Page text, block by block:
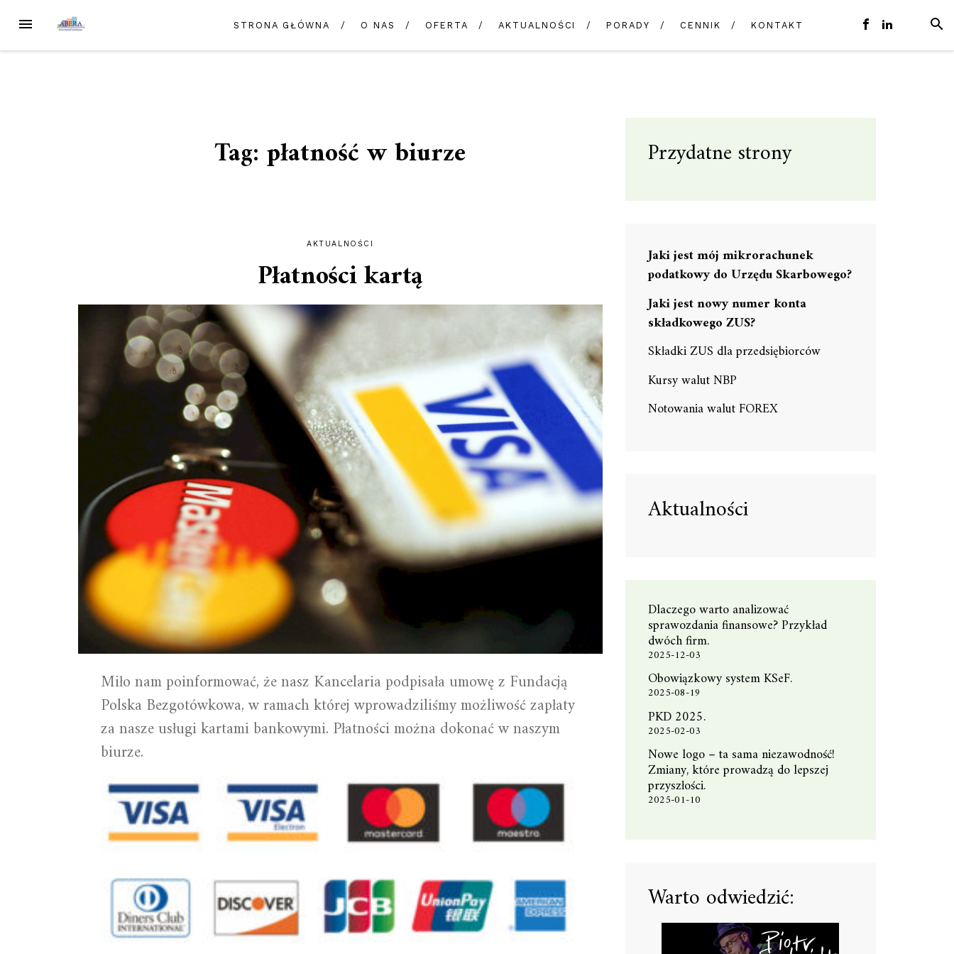
treści
MENU
STRONA GŁÓWNA O NAS OFERTA AKTUALNOŚCI PORADY CENNIK KONTAKT
Tag:płatność w biurze
AKTUALNOŚCI
Płatności kartą
Miło nam poinformować, że nasz Kancelaria podpisała umowę z Fundacją
Polska Bezgotówkowa, w ramach której wprowadziliśmy możliwość zapłaty
za nasze usługi kartami bankowymi. Płatności można dokonać w naszym
biurze.
Przydatne strony
Jaki jest mój mikrorachunek
podatkowy do Urzędu Skarbowego?
Jaki jest nowy numer konta
składkowego ZUS?
Składki ZUS dla przedsiębiorców
Kursy walut NBP
Notowania walut FOREX
Aktualności
Dlaczego warto analizować
sprawozdania finansowe? Przykład
dwóch firm.
2025-12-03
Obowiązkowy system KSeF.
2025-08-19
PKD 2025.
2025-02-03
Nowe logo – ta sama niezawodność!
Zmiany, które prowadzą do lepszej
przyszłości.
2025-01-10
Warto odwiedzić: